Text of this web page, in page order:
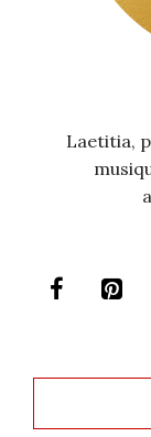
Laetitia,